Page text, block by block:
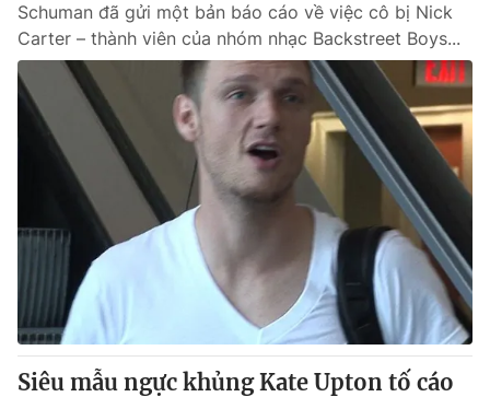
Schuman đã gửi một bản báo cáo về việc cô bị Nick
Carter – thành viên của nhóm nhạc Backstreet Boys...
Siêu mẫu ngực khủng Kate Upton tố cáo